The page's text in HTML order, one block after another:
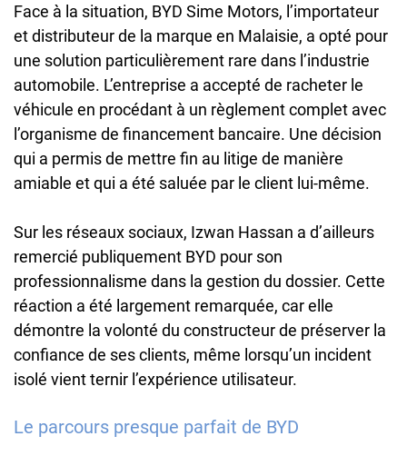
Face à la situation, BYD Sime Motors, l’importateur
et distributeur de la marque en Malaisie, a opté pour
une solution particulièrement rare dans l’industrie
automobile. L’entreprise a accepté de racheter le
véhicule en procédant à un règlement complet avec
l’organisme de financement bancaire. Une décision
qui a permis de mettre fin au litige de manière
amiable et qui a été saluée par le client lui-même.
Sur les réseaux sociaux, Izwan Hassan a d’ailleurs
remercié publiquement BYD pour son
professionnalisme dans la gestion du dossier. Cette
réaction a été largement remarquée, car elle
démontre la volonté du constructeur de préserver la
confiance de ses clients, même lorsqu’un incident
isolé vient ternir l’expérience utilisateur.
Le parcours presque parfait de BYD